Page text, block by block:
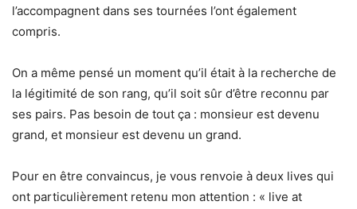
l’accompagnent dans ses tournées l’ont également
compris.
On a même pensé un moment qu’il était à la recherche de
la légitimité de son rang, qu’il soit sûr d’être reconnu par
ses pairs. Pas besoin de tout ça : monsieur est devenu
grand, et monsieur est devenu un grand.
Pour en être convaincus, je vous renvoie à deux lives qui
ont particulièrement retenu mon attention : « live at